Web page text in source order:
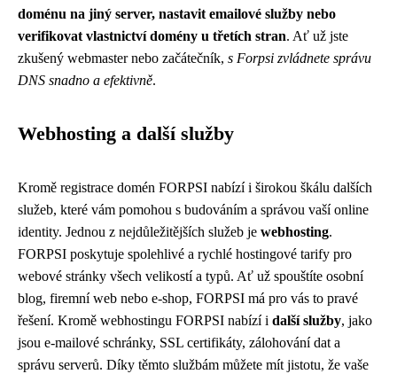
doménu na jiný server, nastavit emailové služby nebo
verifikovat vlastnictví domény u třetích stran. Ať už jste
zkušený webmaster nebo začátečník, s Forpsi zvládnete správu
DNS snadno a efektivně.
Webhosting a další služby
Kromě registrace domén FORPSI nabízí i širokou škálu dalších
služeb, které vám pomohou s budováním a správou vaší online
identity. Jednou z nejdůležitějších služeb je webhosting.
FORPSI poskytuje spolehlivé a rychlé hostingové tarify pro
webové stránky všech velikostí a typů. Ať už spouštíte osobní
blog, firemní web nebo e-shop, FORPSI má pro vás to pravé
řešení. Kromě webhostingu FORPSI nabízí i další služby, jako
jsou e-mailové schránky, SSL certifikáty, zálohování dat a
správu serverů. Díky těmto službám můžete mít jistotu, že vaše